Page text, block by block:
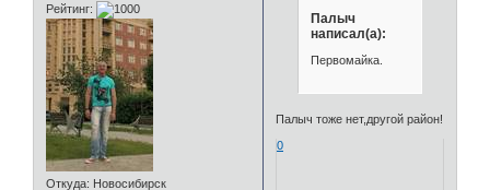
Рейтинг:
Откуда: Новосибирск
Палыч
написал(а):
Первомайка.
Палыч тоже нет,другой район!
0